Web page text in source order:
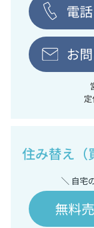
電
お
住み替え（
＼ 自宅
無料